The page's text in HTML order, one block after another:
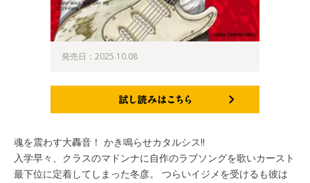
発売日：2025.10.08
魂を震わす大轟音！ かき鳴らせカタルシス!!
入学早々、クラスのマドンナに自作のラブソングを歌いカースト
最下位に定着してしまった冬彦。 つらいイジメを受けるも彼は